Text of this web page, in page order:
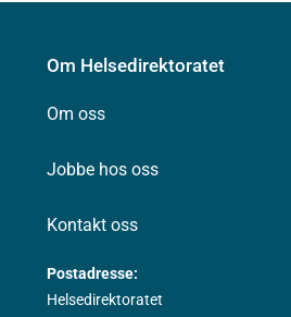
Om Helsedirektoratet
Om oss
Jobbe hos oss
Kontakt oss
Postadresse:
Helsedirektoratet